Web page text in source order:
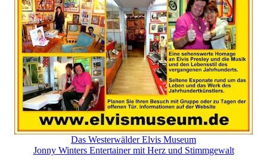
Das Westerwälder Elvis Museum
Jonny Winters Entertainer mit Herz und Stimmgewalt